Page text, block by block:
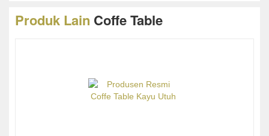
Produk Lain Coffe Table